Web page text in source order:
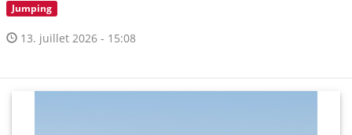
Jumping
13. juillet 2026 - 15:08